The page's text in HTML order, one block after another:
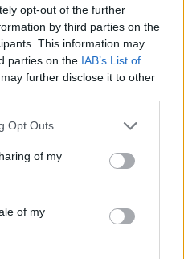
opt-out of the further
by third parties on the
This information may
parties on the IAB’s List of
further disclose it to other
Opt Outs
of my
of my